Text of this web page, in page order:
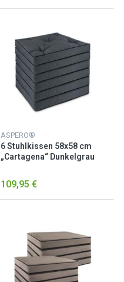
ASPERO®
6 Stuhlkissen 58x58 cm
„Cartagena“ Dunkelgrau
109,95 €